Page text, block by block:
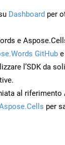
Dashboard per
e
GitHub
l’SDK da
al
per